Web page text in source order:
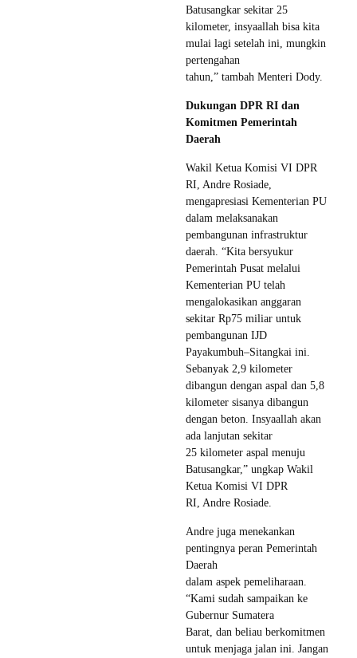
Batusangkar sekitar 25
kilometer, insyaallah bisa kita
mulai lagi setelah ini, mungkin
pertengahan
tahun,” tambah Menteri Dody.
Dukungan DPR RI dan
Komitmen Pemerintah
Daerah
Wakil Ketua Komisi VI DPR
RI, Andre Rosiade,
mengapresiasi Kementerian PU
dalam melaksanakan
pembangunan infrastruktur
daerah. “Kita bersyukur
Pemerintah Pusat melalui
Kementerian PU telah
mengalokasikan anggaran
sekitar Rp75 miliar untuk
pembangunan IJD
Payakumbuh–Sitangkai ini.
Sebanyak 2,9 kilometer
dibangun dengan aspal dan 5,8
kilometer sisanya dibangun
dengan beton. Insyaallah akan
ada lanjutan sekitar
25 kilometer aspal menuju
Batusangkar,” ungkap Wakil
Ketua Komisi VI DPR
RI, Andre Rosiade.
Andre juga menekankan
pentingnya peran Pemerintah
Daerah
dalam aspek pemeliharaan.
“Kami sudah sampaikan ke
Gubernur Sumatera
Barat, dan beliau berkomitmen
untuk menjaga jalan ini. Jangan